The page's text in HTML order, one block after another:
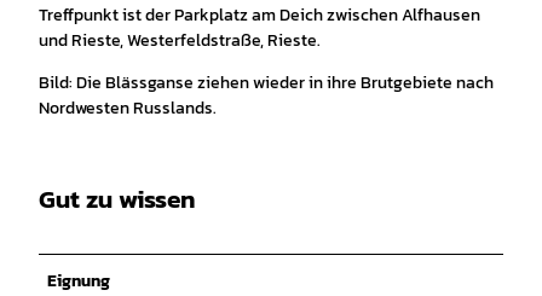
Treffpunkt ist der Parkplatz am Deich zwischen Alfhausen
und Rieste, Westerfeldstraße, Rieste.
Bild: Die Blässganse ziehen wieder in ihre Brutgebiete nach
Nordwesten Russlands.
Gut zu wissen
Eignung